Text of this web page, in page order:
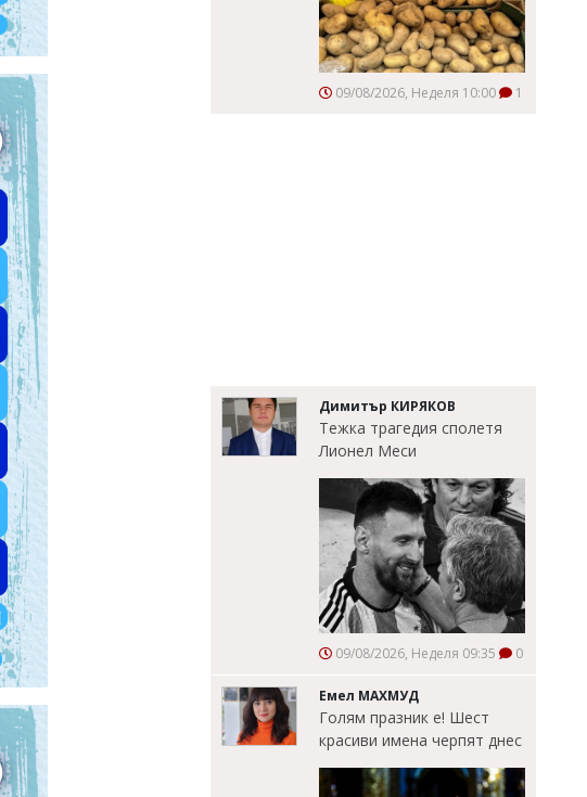
09/08/2026, Неделя 10:00 1
Димитър КИРЯКОВ
Тежка трагедия сполетя
Лионел Меси
09/08/2026, Неделя 09:35 0
Емел МАХМУД
Голям празник е! Шест
красиви имена черпят днес